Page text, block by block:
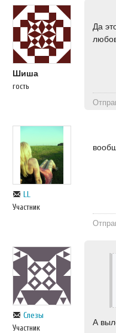
Шиша
гость
Да
LL
Участник
Слезы
Участник
А